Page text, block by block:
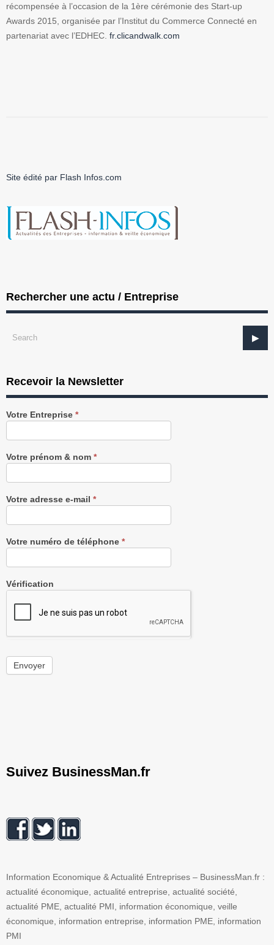
récompensée à l’occasion de la 1ère cérémonie des Start-up
Awards 2015, organisée par l’Institut du Commerce Connecté en
partenariat avec l’EDHEC. fr.clicandwalk.com
Site édité par Flash Infos.com
Rechercher une actu / Entreprise
Recevoir la Newsletter
Recevez
notre
gratuitement
Votre Entreprise *
Votre prénom & nom *
Votre adresse e-mail *
Votre numéro de téléphone *
Vérification
Envoyer
Suivez BusinessMan.fr
Information Economique & Actualité Entreprises – BusinessMan.fr :
actualité économique, actualité entreprise, actualité société,
actualité PME, actualité PMI, information économique, veille
économique, information entreprise, information PME, information
PMI